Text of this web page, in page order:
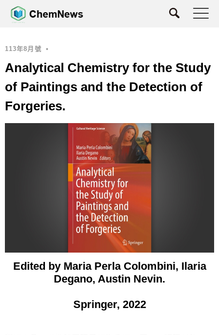
113年8月號 •
Analytical Chemistry for the Study
of Paintings and the Detection of
Forgeries.
Edited by Maria Perla Colombini, Ilaria
Degano, Austin Nevin.
Springer, 2022